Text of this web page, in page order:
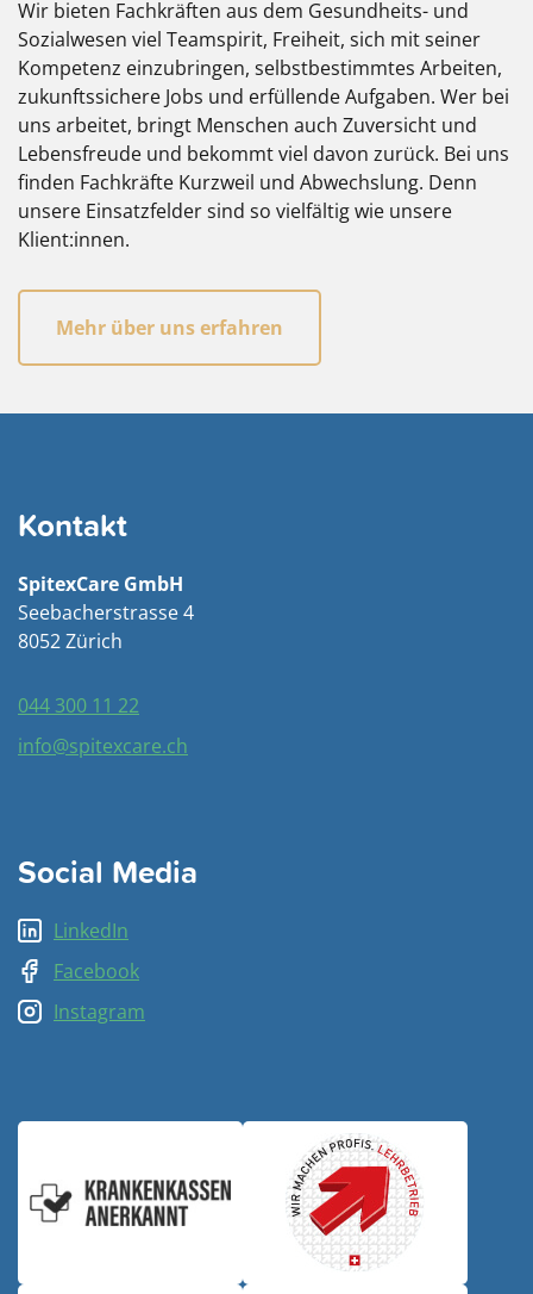
Wir bieten Fachkräften aus dem Gesundheits- und
Sozialwesen viel Teamspirit, Freiheit, sich mit seiner
Kompetenz einzubringen, selbstbestimmtes Arbeiten,
zukunftssichere Jobs und erfüllende Aufgaben. Wer bei
uns arbeitet, bringt Menschen auch Zuversicht und
Lebensfreude und bekommt viel davon zurück. Bei uns
finden Fachkräfte Kurzweil und Abwechslung. Denn
unsere Einsatzfelder sind so vielfältig wie unsere
Klient:innen.
Mehr über uns erfahren
Kontakt
SpitexCare GmbH
Seebacherstrasse 4
8052 Zürich
044 300 11 22
info@spitexcare.ch
Social Media
LinkedIn
Facebook
Instagram